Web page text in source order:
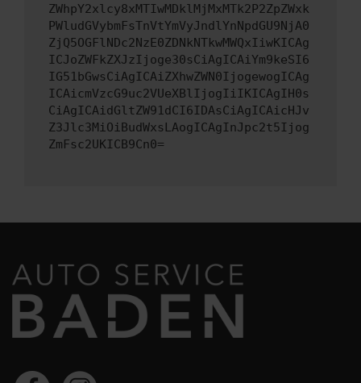
ZWhpY2xlcy8xMTIwMDklMjMxMTk2P2ZpZWxk
PWludGVybmFsTnVtYmVyJndlYnNpdGU9NjA0
ZjQ5OGFlNDc2NzE0ZDNkNTkwMWQxIiwKICAg
ICJoZWFkZXJzIjoge30sCiAgICAiYm9keSI6
IG51bGwsCiAgICAiZXhwZWN0IjogewogICAg
ICAicmVzcG9uc2VUeXBlIjogIiIKICAgIH0s
CiAgICAidGltZW91dCI6IDAsCiAgICAicHJv
Z3Jlc3MiOiBudWxsLAogICAgInJpc2t5Ijog
ZmFsc2UKICB9Cn0=